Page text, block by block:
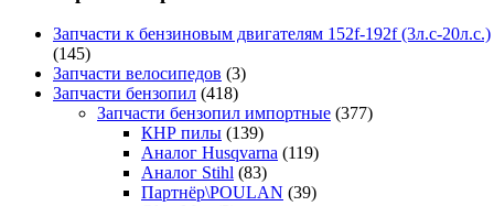
Запчасти к бензиновым двигателям 152f-192f (3л.с-20л.с.)
(145)
Запчасти велосипедов (3)
Запчасти бензопил (418)
Запчасти бензопил импортные (377)
КНР пилы (139)
Аналог Husqvarna (119)
Аналог Stihl (83)
Партнёр\POULAN (39)